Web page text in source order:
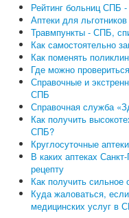
Рейтинг больниц СПБ
Аптеки для
Травмпункты - СПБ,
Как самостоятельно
Как поменять
Где можно
Справочные и
СПБ
Справочная служба
Как получить
СПБ?
Круглосуточные
В каких аптеках
рецепту
Как получить
Куда жаловаться,
медицинских услуг в